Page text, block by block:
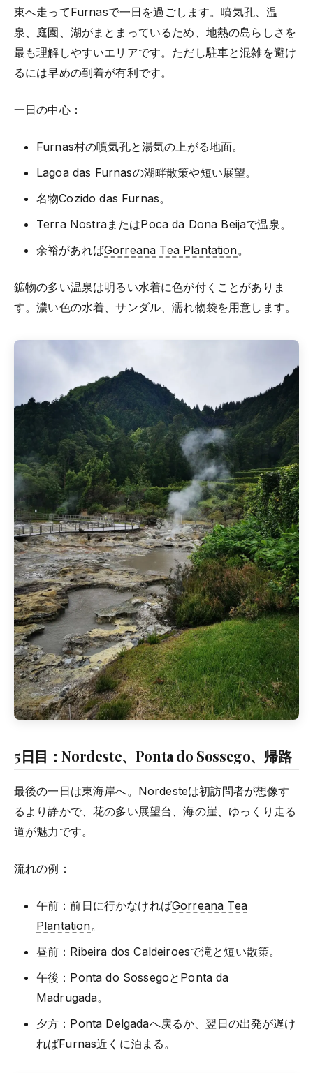
東へ走ってFurnasで一日を過ごします。噴気孔、温
泉、庭園、湖がまとまっているため、地熱の島らしさを
最も理解しやすいエリアです。ただし駐車と混雑を避け
るには早めの到着が有利です。
一日の中心：
Furnas村の噴気孔と湯気の上がる地面。
Lagoa das Furnasの湖畔散策や短い展望。
名物Cozido das Furnas。
Terra NostraまたはPoca da Dona Beijaで温泉。
余裕があればGorreana Tea Plantation。
鉱物の多い温泉は明るい水着に色が付くことがありま
す。濃い色の水着、サンダル、濡れ物袋を用意します。
5日目：Nordeste、Ponta do Sossego、帰路
最後の一日は東海岸へ。Nordesteは初訪問者が想像す
るより静かで、花の多い展望台、海の崖、ゆっくり走る
道が魅力です。
流れの例：
午前：前日に行かなければGorreana Tea
Plantation。
昼前：Ribeira dos Caldeiroesで滝と短い散策。
午後：Ponta do SossegoとPonta da
Madrugada。
夕方：Ponta Delgadaへ戻るか、翌日の出発が遅け
ればFurnas近くに泊まる。